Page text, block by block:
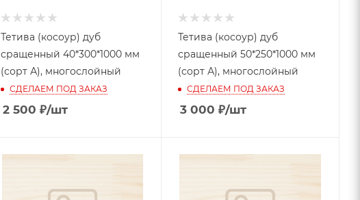
Тетива (косоур) дуб
сращенный 40*300*1000 мм
(сорт А), многослойный
СДЕЛАЕМ ПОД ЗАКАЗ
2 500 ₽/шт
Тетива (косоур) дуб
сращенный 50*250*1000 мм
(сорт А), многослойный
СДЕЛАЕМ ПОД ЗАКАЗ
3 000 ₽/шт